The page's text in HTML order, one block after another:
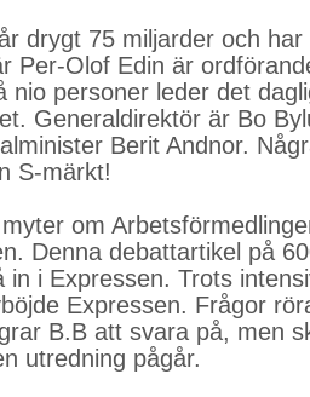
drygt 75 miljarder och
Per-Olof Edin är
nio personer leder det
Generaldirektör är Bo
Berit Andnor.
S-märkt!
om
Denna debattartikel på
in i Expressen. Trots
Expressen. Frågor
B.B att svara på, men
utredning pågår.